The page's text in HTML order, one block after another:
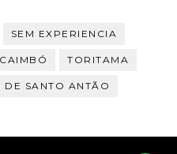
SEM EXPERIENCIA
TORITAMA
DE SANTO ANTÃO